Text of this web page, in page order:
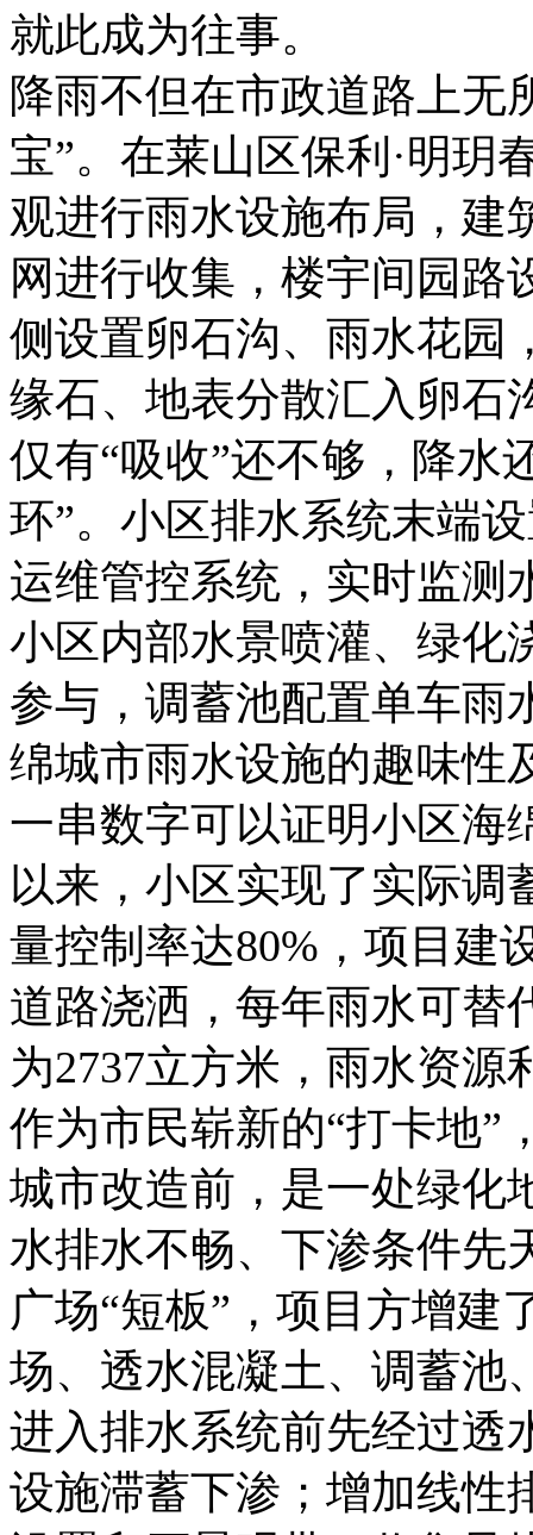
就此成为往事。
降雨不但在市政道路上无
宝”。在莱山区保利·明玥
观进行雨水设施布局，建
网进行收集，楼宇间园路
侧设置卵石沟、雨水花园
缘石、地表分散汇入卵石
仅有“吸收”还不够，降水
环”。小区排水系统末端
运维管控系统，实时监测
小区内部水景喷灌、绿化
参与，调蓄池配置单车雨
绵城市雨水设施的趣味性
一串数字可以证明小区海
以来，小区实现了实际调
量控制率达80%，项目建
道路浇洒，每年雨水可替
为2737立方米，雨水资源
作为市民崭新的“打卡地”
城市改造前，是一处绿化
水排水不畅、下渗条件先
广场“短板”，项目方增建
场、透水混凝土、调蓄池
进入排水系统前先经过透
设施滞蓄下渗；增加线性